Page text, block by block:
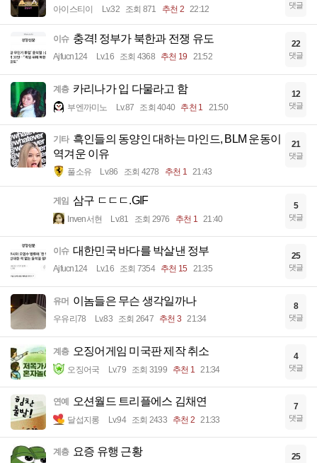
아이스티이 Lv.32 조회 871 추천 2 22:12 댓글
이슈 충격! 정부가 북한과 전쟁 유도
Ajfucn124 Lv.16 조회 4368 추천 19 21:52
22
댓글
계층 카리나가 입 다물라고 함
부엔까미노 Lv.87 조회 4040 추천 1 21:50
12
댓글
기타 흑인들의 동양인 대하는 마인드, BLM 운동이
역겨운 이유
풀소유 Lv.86 조회 4278 추천 1 21:43
21
댓글
게임 삼구 ㄷㄷㄷ.GIF
Inven서현 Lv.81 조회 2976 추천 1 21:40
5
댓글
이슈 대한민국 바다를 박살낸 정부
Ajfucn124 Lv.16 조회 7354 추천 15 21:35
25
댓글
유머 이놈들은 무슨 생각일까나
우유리78 Lv.83 조회 2647 추천 3 21:34
8
댓글
계층 오징어게임 미국판 제작 취소
오징어국 Lv.79 조회 3199 추천 1 21:34
4
댓글
연예 오션월드 트리플에스 김채연
달섭지롱 Lv.94 조회 2433 추천 2 21:33
7
댓글
계층 요증 유행 근황 25